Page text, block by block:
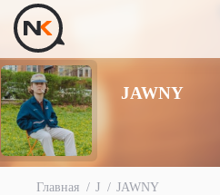
JAWNY
Главная J JAWNY